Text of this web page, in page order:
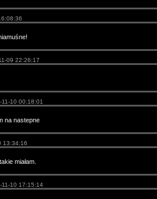
09 22:26:17
10 00:18:01
na nastepne
13:34:16
miałam.
10 17:15:14